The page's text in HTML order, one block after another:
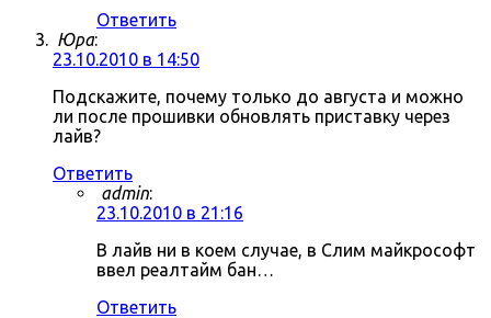
Ответить
Юра:
23.10.2010 в 14:50
Подскажите, почему только до августа и можно
ли после прошивки обновлять приставку через
лайв?
Ответить
admin:
23.10.2010 в 21:16
В лайв ни в коем случае, в Слим майкрософт
ввел реалтайм бан…
Ответить